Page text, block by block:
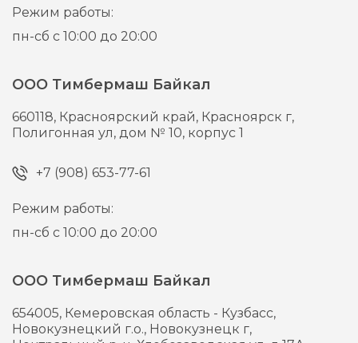
Режим работы:
пн-сб с 10:00 до 20:00
ООО Тимбермаш Байкал
660118, Красноярский край, Красноярск г,
Полигонная ул, дом № 10, корпус 1
+7 (908) 653-77-61
Режим работы:
пн-сб с 10:00 до 20:00
ООО Тимбермаш Байкал
654005, Кемеровская область - Кузбасс,
Новокузнецкий г.о., Новокузнецк г,